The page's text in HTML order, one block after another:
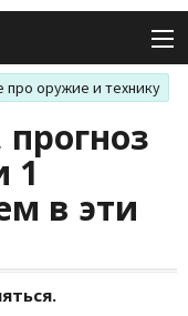
про оружие и технику
1
в эти